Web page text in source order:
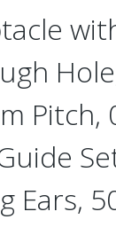
Pitch,
Ears,